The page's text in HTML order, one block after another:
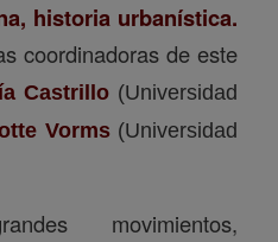
historia urbanística.
coordinadoras de este
Castrillo (Universidad
Vorms (Universidad
movimientos,